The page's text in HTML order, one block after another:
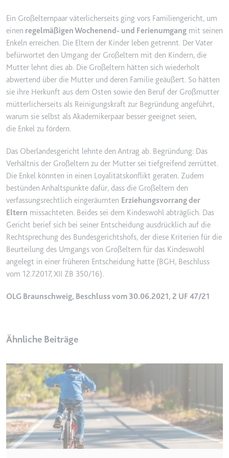
Zweck:
Wird verwendet, um Daten zu
Google Analytics über das Gerät
und das Verhalten des Besuchers
zu senden. Erfasst den Besucher
über Geräte und Marketingkanäle
hinweg.
Typ:
HTTP-Cookie
Anbieter:
smartlaw.de
Zweck:
Wird verwendet, um Daten zu
Google Analytics über das Gerät
und das Verhalten des Besuchers
zu senden. Erfasst den Besucher
über Geräte und Marketingkanäle
hinweg.
Ablauf:
2 Jahre
Typ:
HTTP-Cookie
_gcl_au
zu messen, indem Daten über die
Website über mehrere Websites
hinweg gesammelt werden.
Ablauf:
3 Monate
Typ:
HTTP-Cookie
_gcl_ls
Ablauf:
180 Tage
Typ:
HTTP-Cookie
YSC
Anbieter:
youtube.com
Zweck:
Registriert eine eindeutige ID, um
Statistiken der Videos von
Ablauf:
Typ:
HTTP-Cookie
Ein Großelternpaar väterlicherseits ging vors Familiengericht, um
einen regelmäßigen Wochenend- und Ferienumgang mit seinen
Enkeln erreichen. Die Eltern der Kinder leben getrennt. Der Vater
befürwortet den Umgang der Großeltern mit den Kindern, die
Mutter lehnt dies ab. Die Großeltern hätten sich wiederholt
abwertend über die Mutter und deren Familie geäußert. So hätten
sie ihre Herkunft aus dem Osten sowie den Beruf der Großmutter
mütterlicherseits als Reinigungskraft zur Begründung angeführt,
warum sie selbst als Akademikerpaar besser geeignet seien,
die Enkel zu fördern.
Das Oberlandesgericht lehnte den Antrag ab. Begründung: Das
Verhältnis der Großeltern zu der Mutter sei tiefgreifend zerrüttet.
Die Enkel könnten in einen Loyalitätskonflikt geraten. Zudem
bestünden Anhaltspunkte dafür, dass die Großeltern den
verfassungsrechtlich eingeräumten Erziehungsvorrang der
Eltern missachteten. Beides sei dem Kindeswohl abträglich. Das
Gericht berief sich bei seiner Entscheidung ausdrücklich auf die
Rechtsprechung des Bundesgerichtshofs, der diese Kriterien für die
Beurteilung des Umgangs von Großeltern für das Kindeswohl
angelegt in einer früheren Entscheidung hatte (BGH, Beschluss
vom 12.7.2017, XII ZB 350/16).
OLG Braunschweig, Beschluss vom 30.06.2021, 2 UF 47/21
Ähnliche Beiträge